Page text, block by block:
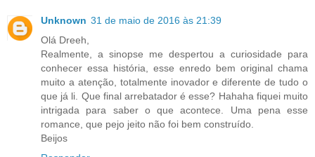
Unknown 31 de maio de 2016 às 21:39
Olá Dreeh,
Realmente, a sinopse me despertou a curiosidade para
conhecer essa história, esse enredo bem original chama
muito a atenção, totalmente inovador e diferente de tudo o
que já li. Que final arrebatador é esse? Hahaha fiquei muito
intrigada para saber o que acontece. Uma pena esse
romance, que pejo jeito não foi bem construído.
Beijos